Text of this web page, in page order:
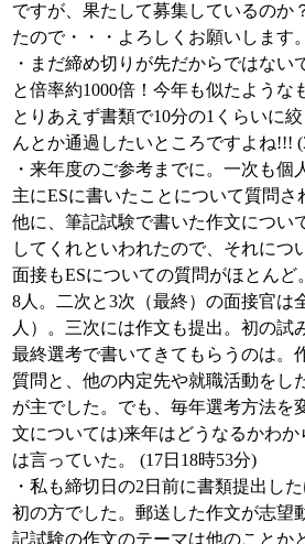
ですが、果たして募集しているのか
たので・・・よろしくお願いします
・まだ締め切りが先だからではな
と倍率約1000倍！今年も似たような
とりあえず書類で10分の1くらいに
んとか通過したいところですよね!!!
・来年度のご参考までに。一次も個
主にESに書いたことについて質問
他に、筆記試験で書いた作文につい
してくれといわれたので、それにつ
面接もESについての質問がほとんど
8人。二次と3次（最終）の面接官は
人）。三次には作文も提出。初の試
最終選考で書いてきてもらうのは。
質問と、他の内定先や就職活動をし
が主でした。でも、毎年選考方法を
文については)来年はどうなるかわ
は言っていた。 (17日18時53分)
・私も締切日の2日前に書類提出し
初の方でした。郵送した作文が志望
記試験の作文のテーマは他のことか